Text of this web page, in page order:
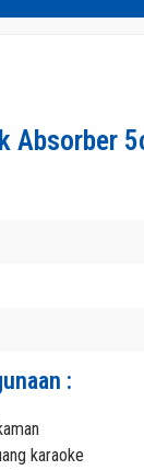
Absorber
:
karaoke